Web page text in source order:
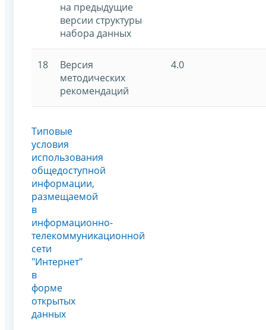
на предыдущие
версии структуры
набора данных
18
Версия
методических
рекомендаций
4.0
Типовые
условия
использования
общедоступной
информации,
размещаемой
в
информационно-
телекоммуникационной
сети
"Интернет"
в
форме
открытых
данных